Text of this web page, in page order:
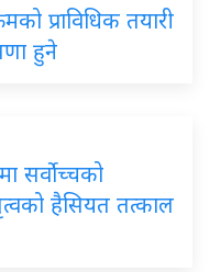
प्राविधिक तयारी
हुने
सर्वोच्चको
हैसियत तत्काल